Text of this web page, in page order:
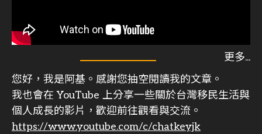
您好，我是阿基。感謝您抽空閱讀我的文章。
我也會在 YouTube 上分享一些關於台灣移民生活與
個人成長的影片，歡迎前往觀看與交流。
https://www.youtube.com/c/chatkeyjk